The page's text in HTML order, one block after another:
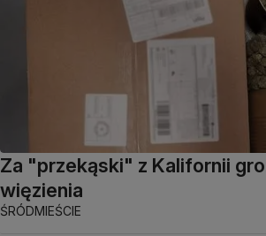
Za "przekąski" z Kalifornii
więzienia
ŚRÓDMIEŚCIE